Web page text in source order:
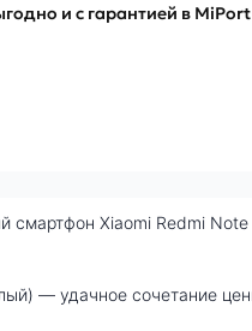
и с гарантией в MiPort